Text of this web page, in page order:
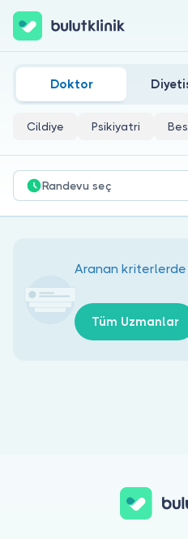
Hastalar için
Doktorlar için
Hemen Kaydol
Niğde Nöroloji Doktorları
Doktor
Cildiye Psikiyatri
Randevu seç
Aranan kriterlerde
Tüm Uzmanlar